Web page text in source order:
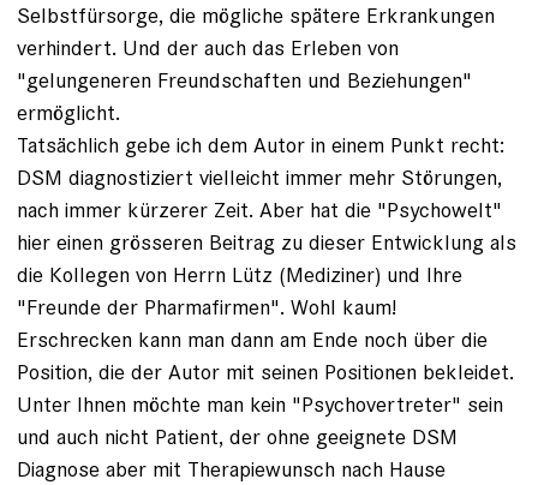
Selbstfürsorge, die mögliche spätere Erkrankungen
verhindert. Und der auch das Erleben von
"gelungeneren Freundschaften und Beziehungen"
ermöglicht.
Tatsächlich gebe ich dem Autor in einem Punkt recht:
DSM diagnostiziert vielleicht immer mehr Störungen,
nach immer kürzerer Zeit. Aber hat die "Psychowelt"
hier einen grösseren Beitrag zu dieser Entwicklung als
die Kollegen von Herrn Lütz (Mediziner) und Ihre
"Freunde der Pharmafirmen". Wohl kaum!
Erschrecken kann man dann am Ende noch über die
Position, die der Autor mit seinen Positionen bekleidet.
Unter Ihnen möchte man kein "Psychovertreter" sein
und auch nicht Patient, der ohne geeignete DSM
Diagnose aber mit Therapiewunsch nach Hause